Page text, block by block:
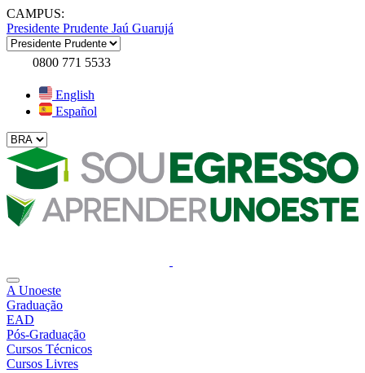
CAMPUS:
Presidente Prudente Jaú Guarujá
0800 771 5533
English
Español
A Unoeste
Graduação
EAD
Pós-Graduação
Cursos Técnicos
Cursos Livres